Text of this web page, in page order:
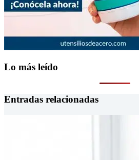
Lo más leído
Entradas relacionadas